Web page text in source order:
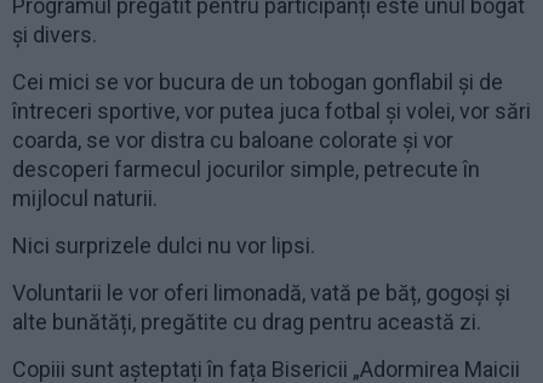
Programul pregătit pentru participanți este unul bogat
și divers.
Cei mici se vor bucura de un tobogan gonflabil și de
întreceri sportive, vor putea juca fotbal și volei, vor sări
coarda, se vor distra cu baloane colorate și vor
descoperi farmecul jocurilor simple, petrecute în
mijlocul naturii.
Nici surprizele dulci nu vor lipsi.
Voluntarii le vor oferi limonadă, vată pe băț, gogoși și
alte bunătăți, pregătite cu drag pentru această zi.
Copiii sunt așteptați în fața Bisericii „Adormirea Maicii